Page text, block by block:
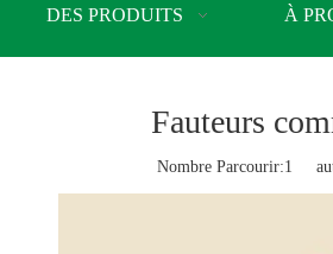
DES PRODUITS À
Fauteurs
Nombre Parcourir:1